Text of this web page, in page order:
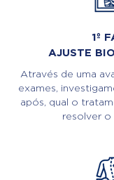
1º
AJUSTE
Através de uma
exames,
após, qual o
resolver o